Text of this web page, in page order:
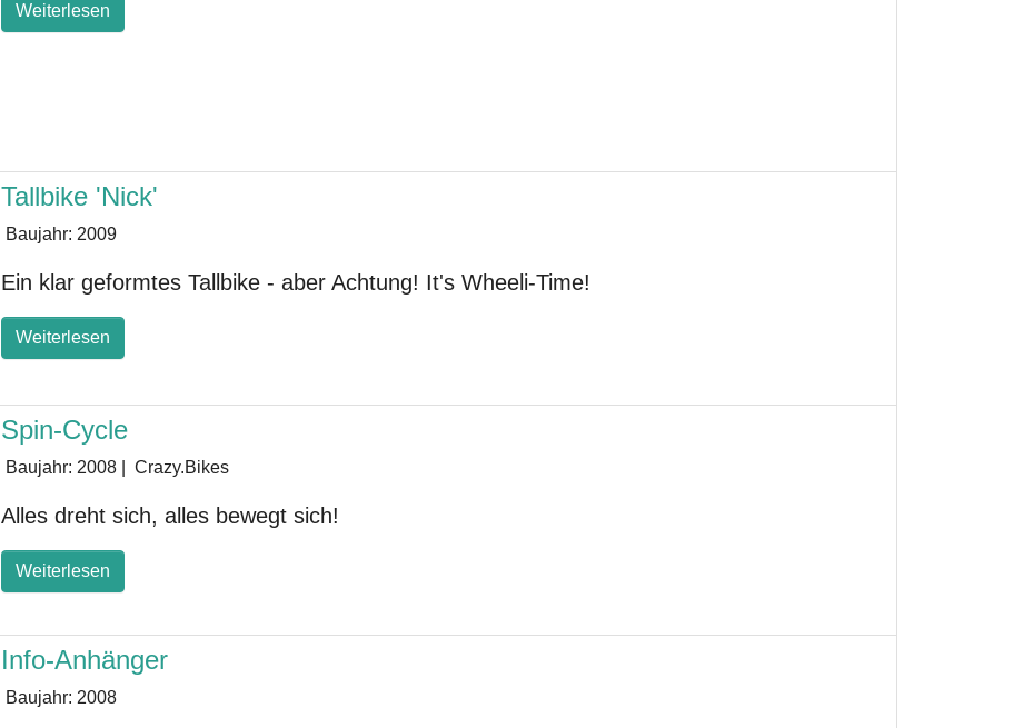
Weiterlesen
Tallbike 'Nick'
Baujahr: 2009
Ein klar geformtes Tallbike - aber Achtung! It's Wheeli-Time!
Weiterlesen
Spin-Cycle
Baujahr: 2008 Crazy.Bikes
Alles dreht sich, alles bewegt sich!
Weiterlesen
Info-Anhänger
Baujahr: 2008